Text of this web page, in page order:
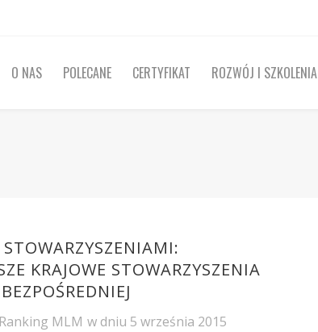
O NAS POLECANE CERTYFIKAT ROZWÓJ I SZKOLENIA
KRAJOWE STOWARZYSZENIA
MLM w dniu 5 września 2015